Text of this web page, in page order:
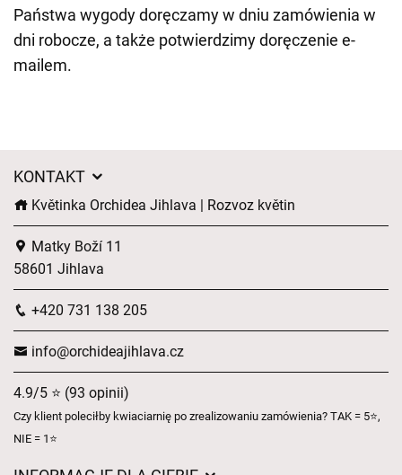
Państwa wygody doręczamy w dniu zamówienia w
dni robocze, a także potwierdzimy doręczenie e-
mailem.
KONTAKT
Květinka Orchidea Jihlava | Rozvoz květin
Matky Boží 11
58601 Jihlava
+420 731 138 205
info@orchideajihlava.cz
4.9/5 ⭐ (93 opinii)
Czy klient poleciłby kwiaciarnię po zrealizowaniu zamówienia? TAK = 5⭐,
NIE = 1⭐